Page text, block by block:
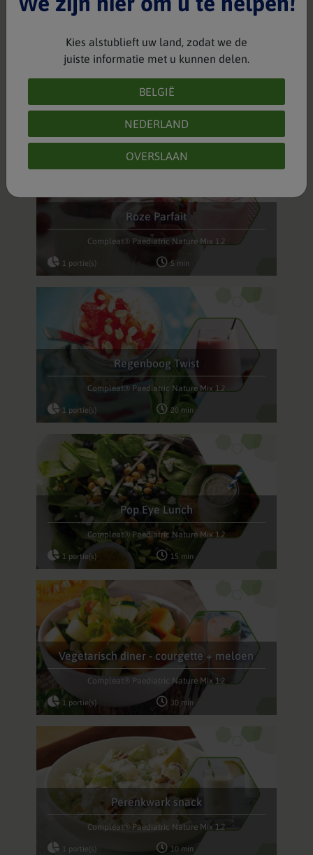
Compleat® Paediatric Nature Mix 1.2
Roze Parfait
Compleat® Paediatric Nature Mix 1.2
1 portie(s) 5 min
Regenboog Twist
Compleat® Paediatric Nature Mix 1.2
1 portie(s) 20 min
Pop Eye Lunch
Compleat® Paediatric Nature Mix 1.2
1 portie(s) 15 min
Vegetarisch diner - courgette + meloen
Compleat® Paediatric Nature Mix 1.2
1 portie(s) 30 min
Perenkwark snack
Compleat® Paediatric Nature Mix 1.2
1 portie(s) 10 min
Kies alstublieft uw land, zodat we de
juiste informatie met u kunnen delen.
BELGIË
NEDERLAND
OVERSLAAN